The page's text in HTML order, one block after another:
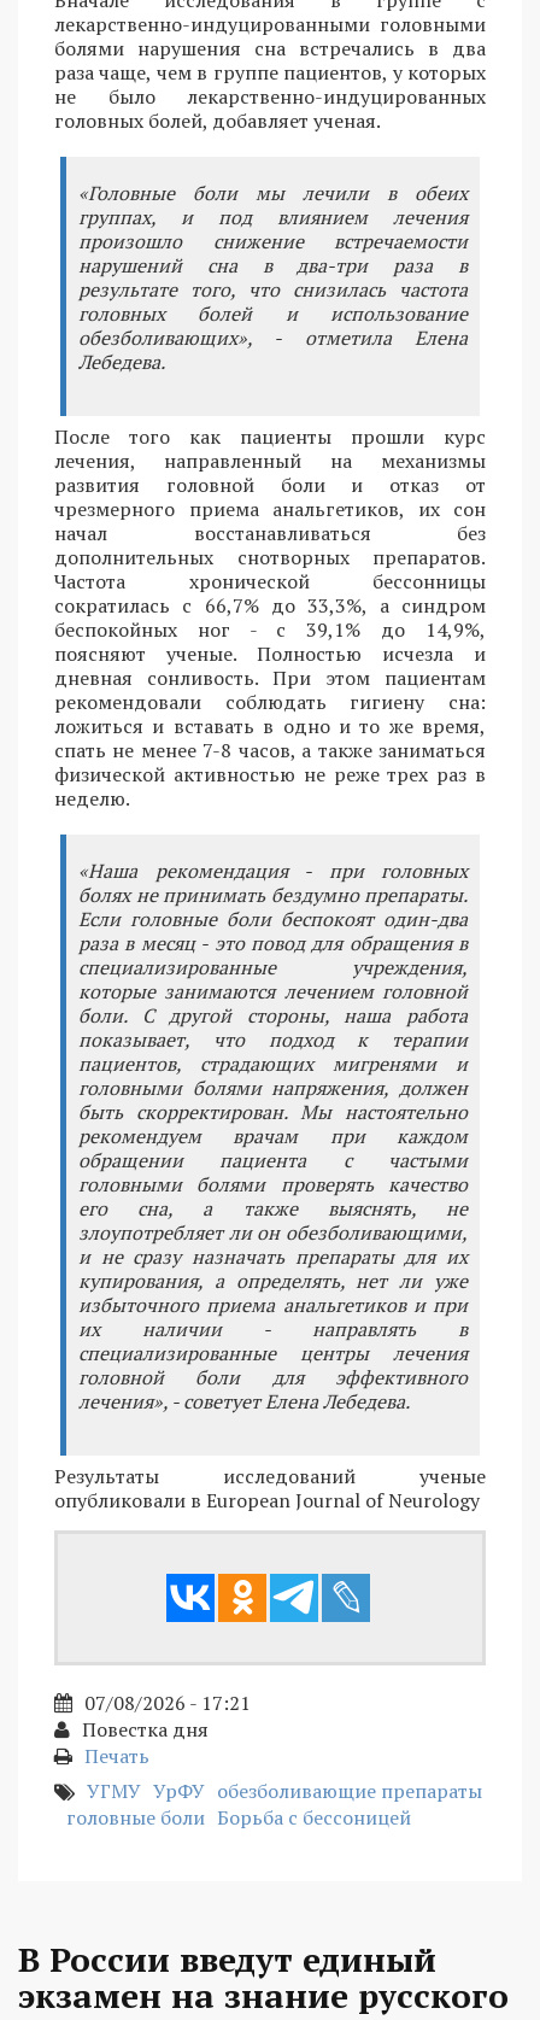
лекарственно-индуцированными головными
болями нарушения сна встречались в два
раза чаще, чем в группе пациентов, у которых
не было лекарственно-индуцированных
головных болей, добавляет ученая.
«Головные боли мы лечили в обеих
группах, и под влиянием лечения
произошло снижение встречаемости
нарушений сна в два-три раза в
результате того, что снизилась частота
головных болей и использование
обезболивающих», - отметила Елена
Лебедева.
После того как пациенты прошли курс
лечения, направленный на механизмы
развития головной боли и отказ от
чрезмерного приема анальгетиков, их сон
начал восстанавливаться без
дополнительных снотворных препаратов.
Частота хронической бессонницы
сократилась с 66,7% до 33,3%, а синдром
беспокойных ног - с 39,1% до 14,9%,
поясняют ученые. Полностью исчезла и
дневная сонливость. При этом пациентам
рекомендовали соблюдать гигиену сна:
ложиться и вставать в одно и то же время,
спать не менее 7-8 часов, а также заниматься
физической активностью не реже трех раз в
неделю.
«Наша рекомендация - при головных
болях не принимать бездумно препараты.
Если головные боли беспокоят один-два
раза в месяц - это повод для обращения в
специализированные учреждения,
которые занимаются лечением головной
боли. С другой стороны, наша работа
показывает, что подход к терапии
пациентов, страдающих мигренями и
головными болями напряжения, должен
быть скорректирован. Мы настоятельно
рекомендуем врачам при каждом
обращении пациента с частыми
головными болями проверять качество
его сна, а также выяснять, не
злоупотребляет ли он обезболивающими,
и не сразу назначать препараты для их
купирования, а определять, нет ли уже
избыточного приема анальгетиков и при
их наличии - направлять в
специализированные центры лечения
головной боли для эффективного
лечения», - советует Елена Лебедева.
Результаты исследований ученые
опубликовали в European Journal of Neurology
07/08/2026 - 17:21
Повестка дня
Печать
УГМУ УрФУ обезболивающие препараты
головные боли Борьба с бессоницей
В России введут единый
экзамен на знание русского